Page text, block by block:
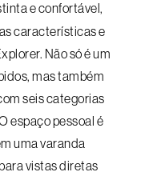
e confortável,
características e
Não só é um
mas também
seis categorias
espaço pessoal é
uma varanda
vistas diretas